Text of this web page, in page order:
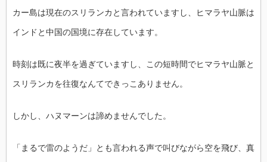
カー島は現在のスリランカと言われていますし、ヒマラヤ山脈は
インドと中国の国境に存在しています。
時刻は既に夜半を過ぎていますし、この短時間でヒマラヤ山脈と
スリランカを往復なんてできっこありません。
しかし、ハヌマーンは諦めませんでした。
「まるで雷のようだ」とも言われる声で叫びながら空を飛び、真